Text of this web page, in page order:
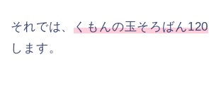
それでは、くもんの玉そろばん120
します。